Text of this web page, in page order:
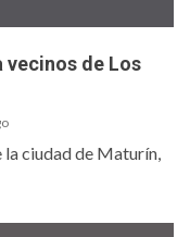
vecinos de Los
ciudad de Maturín,